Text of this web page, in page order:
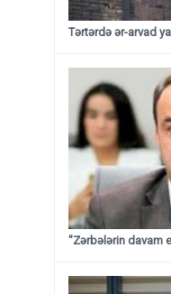
Tərtərdə ər-arvad
"Zərbələrin davam